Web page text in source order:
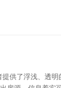
供了浮浅、透明